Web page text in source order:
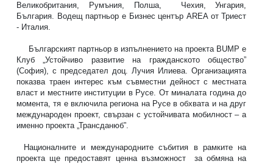
Великобритания, Румъния, Полша,
Чехия, Унгария,
България. Водещ партньор е Бизнес център AREA от Триест
- Италия.
Българският партньор в изпълнението на проекта BUMP е
Клуб „Устойчиво развитие на гражданското общество”
(София), с председател доц. Лучия Илиева. Организацията
показва траен интерес към съвместни дейност с местната
власт и местните институции в Русе. От миналата година до
момента, тя е включила региона на Русе в обхвата и на друг
международен проект, свързан с устойчивата мобилност – а
именно проекта „Трансданюб”.
Националните и международните събития в рамките на
проекта ще предоставят ценна възможност
за обмяна на